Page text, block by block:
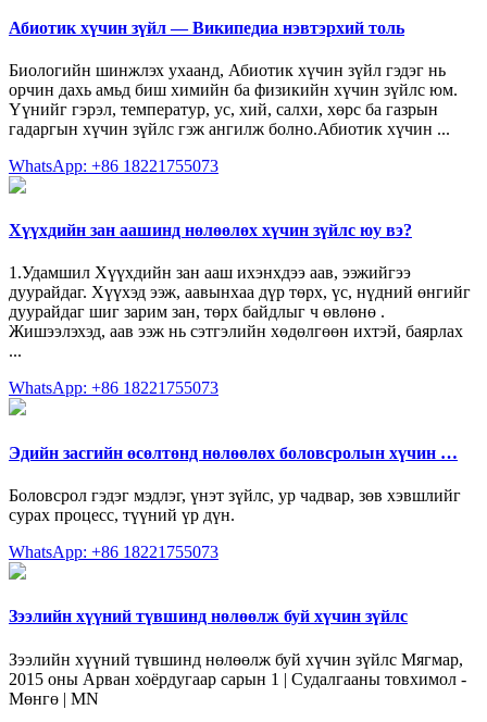
Абиотик хүчин зүйл — Википедиа нэвтэрхий толь
Биологийн шинжлэх ухаанд, Абиотик хүчин зүйл гэдэг нь
орчин дахь амьд биш химийн ба физикийн хүчин зүйлс юм.
Үүнийг гэрэл, температур, ус, хий, салхи, хөрс ба газрын
гадаргын хүчин зүйлс гэж ангилж болно.Абиотик хүчин ...
WhatsApp: +86 18221755073
Хүүхдийн зан аашинд нөлөөлөх хүчин зүйлс юу вэ?
1.Удамшил Хүүхдийн зан ааш ихэнхдээ аав, ээжийгээ
дуурайдаг. Хүүхэд ээж, аавынхаа дүр төрх, үс, нүдний өнгийг
дуурайдаг шиг зарим зан, төрх байдлыг ч өвлөнө .
Жишээлэхэд, аав ээж нь сэтгэлийн хөдөлгөөн ихтэй, баярлах
...
WhatsApp: +86 18221755073
Эдийн засгийн өсөлтөнд нөлөөлөх боловсролын хүчин …
Боловсрол гэдэг мэдлэг, үнэт зүйлс, ур чадвар, зөв хэвшлийг
сурах процесс, түүний үр дүн.
WhatsApp: +86 18221755073
Зээлийн хүүний түвшинд нөлөөлж буй хүчин зүйлс
Зээлийн хүүний түвшинд нөлөөлж буй хүчин зүйлс Мягмар,
2015 оны Арван хоёрдугаар сарын 1 | Судалгааны товхимол -
Мөнгө | MN